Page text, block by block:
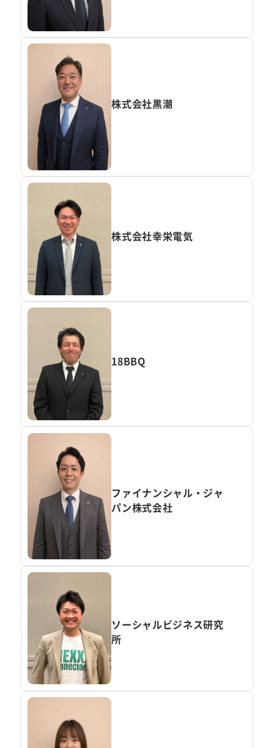
株式会社黒潮
株式会社幸栄電気
18BBQ
ファイナンシャル・ジャ
パン株式会社
ソーシャルビジネス研究
所